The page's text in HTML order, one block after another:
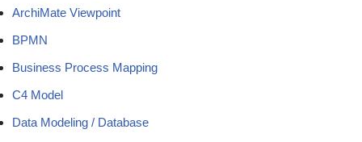
ArchiMate Viewpoint
BPMN
Business Process Mapping
C4 Model
Data Modeling / Database